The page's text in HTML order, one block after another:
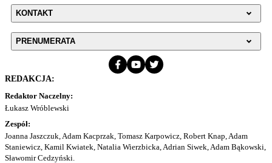
KONTAKT
PRENUMERATA
REDAKCJA:
Redaktor Naczelny:
Łukasz Wróblewski
Zespół:
Joanna Jaszczuk, Adam Kacprzak, Tomasz Karpowicz, Robert Knap, Adam
Staniewicz, Kamil Kwiatek, Natalia Wierzbicka, Adrian Siwek, Adam Bąkowski,
Sławomir Cedzyński.